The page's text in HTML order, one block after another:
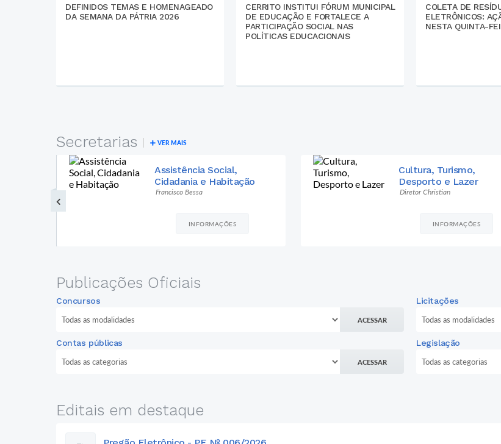
DEFINIDOS TEMAS E HOMENAGEADO
DA SEMANA DA PÁTRIA 2026
CERRITO INSTITUI FÓRUM MUNICIPAL
DE EDUCAÇÃO E FORTALECE A
PARTICIPAÇÃO SOCIAL NAS
POLÍTICAS EDUCACIONAIS
COLETA DE
ELETRÔNICOS:
NESTA QUINTA-
Secretarias VER MAIS
Cultura, Turismo,
Desporto e Lazer
Diretor Christian
INFORMAÇÕES
Desenvolvimento Rural
Rafael Gonçalves
INFORMAÇÕES
Publicações Oficiais
Concursos
ACESSAR
Licitações
Contas públicas
ACESSAR
Legislação
Editais em destaque